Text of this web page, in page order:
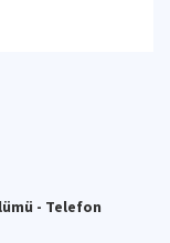
- Telefon